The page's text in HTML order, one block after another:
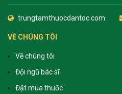
trungtamthuocdantoc.com
VỀ CHÚNG TÔI
Về chúng tôi
Đội ngũ bác sĩ
Đặt mua thuốc